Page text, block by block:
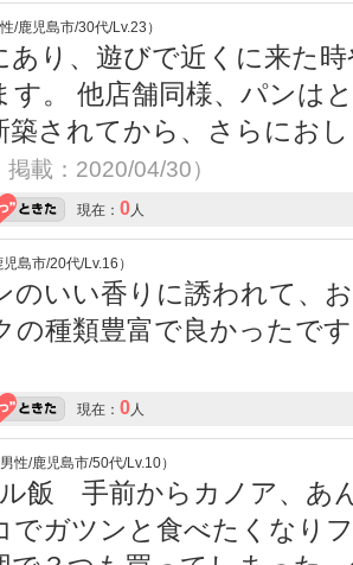
/鹿児島市/30代/Lv.23）
あり、遊びで近くに来た
す。 他店舗同様、パンは
築されてから、さらにお
載：2020/04/30）
現在： 0人
島市/20代/Lv.16）
のいい香りに誘われて、
の種類豊富で良かったで
現在： 0人
性/鹿児島市/50代/Lv.10）
飯 手前からカノア、あ
でガツンと食べたくなり